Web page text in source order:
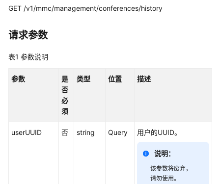
理
指
用
GET /v1/mmc/management/conferences/history
请求参数
表1 参数说明
参数
是
否
必
须
类型 位置 描述
userUUID 否 string Query 用户的UUID。
说明：
该参数将废弃，
请勿使用。